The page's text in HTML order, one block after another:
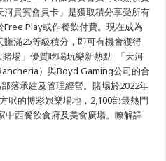
貴賓會員卡」是獲取積分享受所有
Play或作餐飲付費。現在成為
賺滿25等級積分，即可有機會獲得
場」優質吃喝玩樂新熱點 「天河
）與Boyd Gaming公司的合
落承建及管理經營。賭場於2022年
呎的博彩娛樂場地，2,100部最熱門
中西餐飲食府及美食廣場。瞭解詳